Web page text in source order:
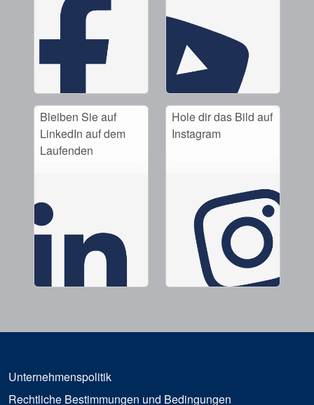
Bleiben Sie auf
LinkedIn auf dem
Laufenden
Hole dir das Bild auf
Instagram
Unternehmenspolitik
Rechtliche Bestimmungen und Bedingungen